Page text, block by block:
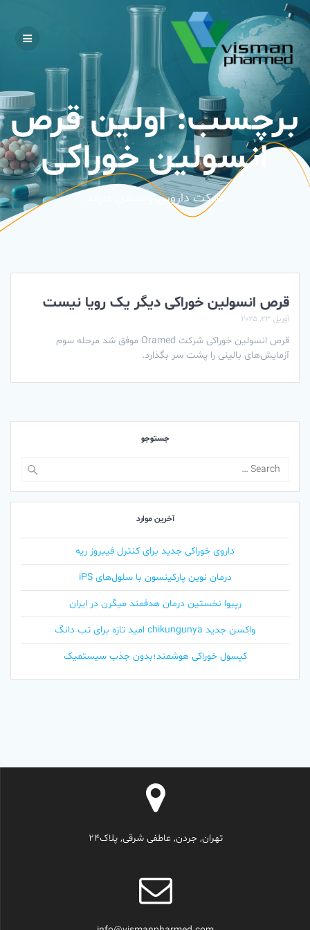
Skip
to
برچسب:اولین قرص
انسولین خوراکی
شرکت دارویی ویسمن فارمد
قرص انسولین خوراکی دیگر یک رویا نیست
آوریل 23, 2025
قرص انسولین خوراکی شرکت Oramed موفق شد مرحله سوم
آزمایش‌های بالینی را پشت سر بگذارد.
جستوجو
آخرین موارد
داروی خوراکی جدید برای کنترل فیبروز ریه
درمان نوین پارکینسون با سلول‌های iPS
رپیوا نخستین درمان هدفمند میگرن در ایران
واکسن جدید chikungunya امید تازه برای تب دانگ
کپسول خوراکی هوشمند؛بدون جذب سیستمیک
تهران, جردن, عاطفی شرقی, پلاک24